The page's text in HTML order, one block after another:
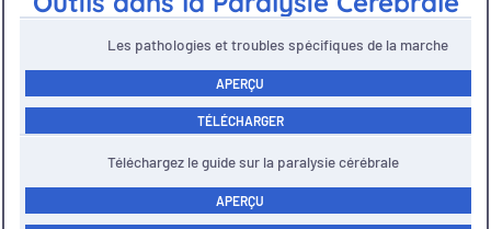
Les pathologies et troubles spécifiques de la marche
APERÇU
TÉLÉCHARGER
Téléchargez le guide sur la paralysie cérébrale
APERÇU